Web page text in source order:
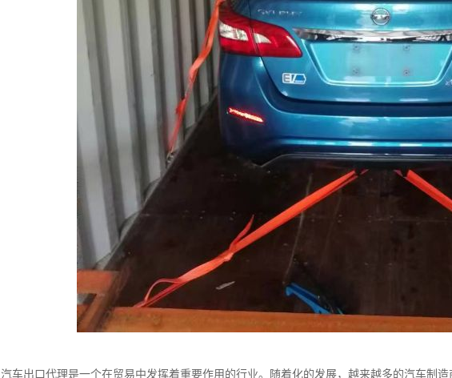
汽车出口代理是一个在贸易中发挥着重要作用的行业。随着化的发展，越来越多的汽车制